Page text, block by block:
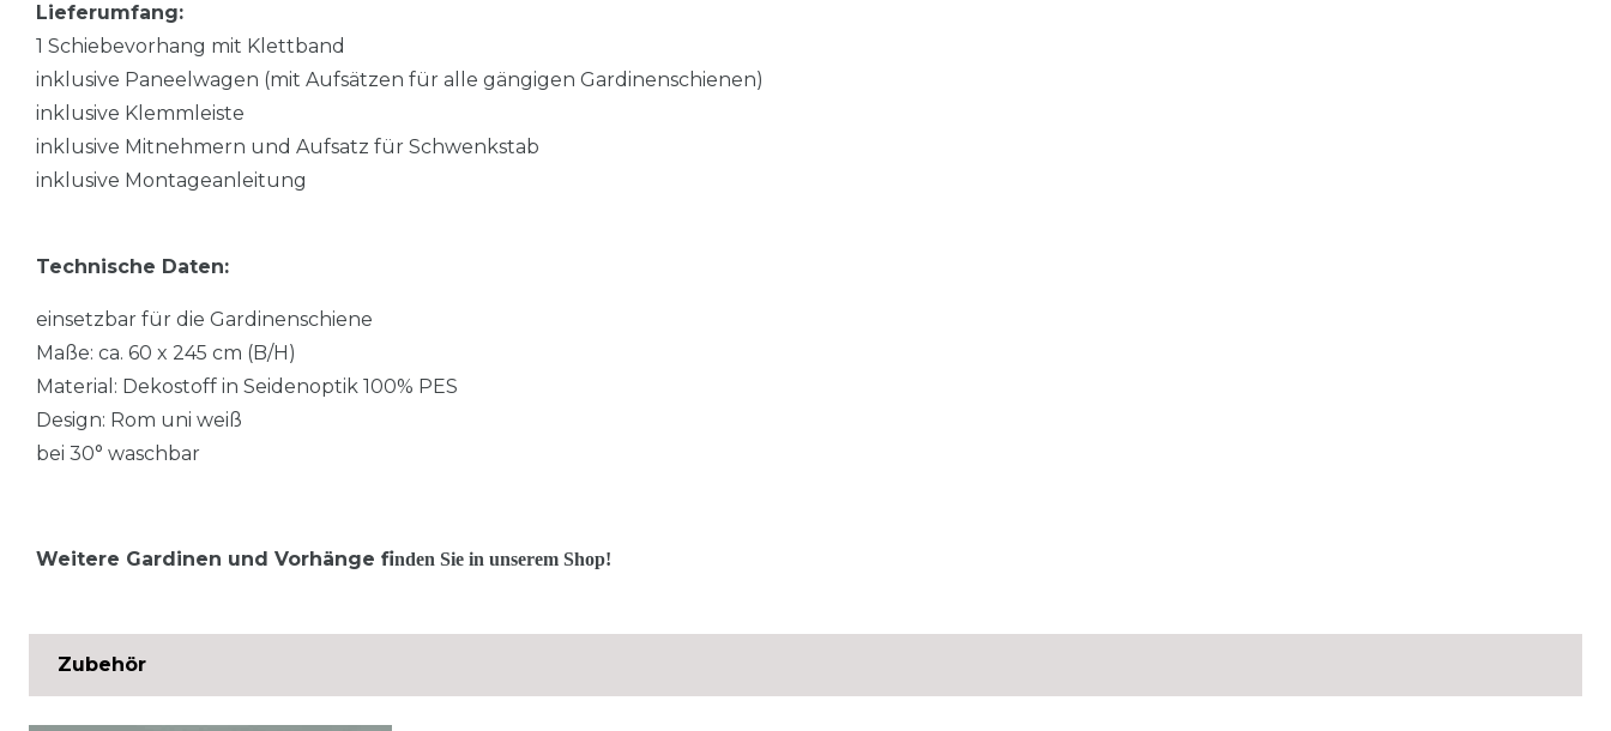
Lieferumfang:
1 Schiebevorhang mit Klettband
inklusive Paneelwagen (mit Aufsätzen für alle gängigen Gardinenschienen)
inklusive Klemmleiste
inklusive Mitnehmern und Aufsatz für Schwenkstab
inklusive Montageanleitung
Technische Daten:
einsetzbar für die Gardinenschiene
Maße: ca. 60 x 245 cm (B/H)
Material: Dekostoff in Seidenoptik 100% PES
Design: Rom uni weiß
bei 30° waschbar
Weitere Gardinen und Vorhänge finden Sie in unserem Shop!
Zubehör